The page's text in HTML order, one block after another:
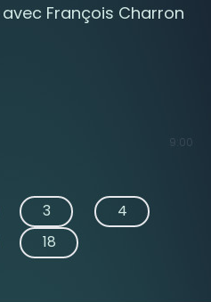
François Charron
9:00
3
4
18